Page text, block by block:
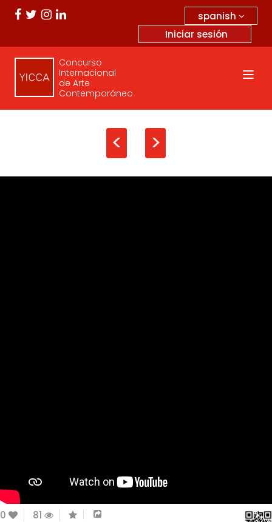
spanish
Iniciar sesión
Concurso
Internacional
de Arte
Contemporáneo
< >
0 81